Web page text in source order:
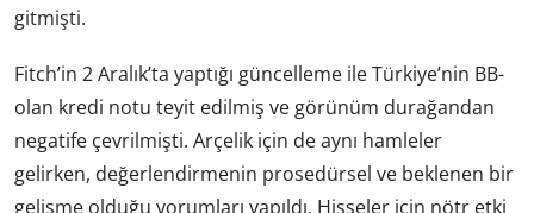
gitmişti.
Fitch’in 2 Aralık’ta yaptığı güncelleme ile Türkiye’nin BB-
olan kredi notu teyit edilmiş ve görünüm durağandan
negatife çevrilmişti. Arçelik için de aynı hamleler
gelirken, değerlendirmenin prosedürsel ve beklenen bir
gelişme olduğu yorumları yapıldı. Hisseler için nötr etki